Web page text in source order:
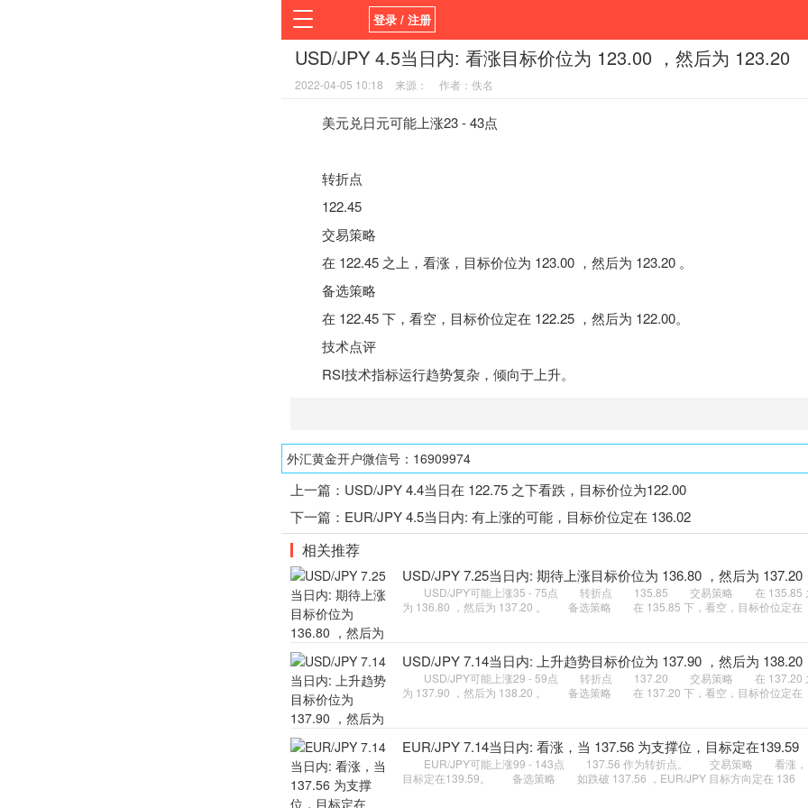
登录 / 注册
首页 新闻 观点
货币
平台
指标EA
USD/JPY 4.5当日内: 看涨目标价位为 123.00 ，然后为 123.20
2022-04-05 10:18 来源： 作者：佚名
美元兑日元可能上涨23 - 43点
转折点
122.45
交易策略
在 122.45 之上，看涨，目标价位为 123.00 ，然后为 123.20 。
备选策略
在 122.45 下，看空，目标价位定在 122.25 ，然后为 122.00。
技术点评
RSI技术指标运行趋势复杂，倾向于上升。
外汇黄金开户微信号：16909974
上一篇： USD/JPY 4.4当日在 122.75 之下看跌，目标价位为122.00
下一篇： EUR/JPY 4.5当日内: 有上涨的可能，目标价位定在 136.02
相关推荐
USD/JPY 7.25当日内: 期待上涨目标价位为 136.80 ，然后为 137.20
USD/JPY可能上涨35 - 75点 转折点 135.85 交易策略 在 135.85 之
为 136.80 ，然后为 137.20 。 备选策略 在 135.85 下，看空，目标价位定在
USD/JPY 7.14当日内: 上升趋势目标价位为 137.90 ，然后为 138.20
USD/JPY可能上涨29 - 59点 转折点 137.20 交易策略 在 137.20 之
为 137.90 ，然后为 138.20 。 备选策略 在 137.20 下，看空，目标价位定在
EUR/JPY 7.14当日内: 看涨，当 137.56 为支撑位，目标定在139.59
EUR/JPY可能上涨99 - 143点 137.56 作为转折点。 交易策略 看涨，当
目标定在139.59。 备选策略 如跌破 137.56 ，EUR/JPY 目标方向定在 136